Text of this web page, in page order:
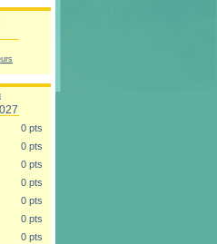
0 pts
0 pts
0 pts
0 pts
0 pts
0 pts
0 pts